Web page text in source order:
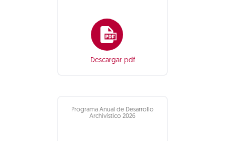
Descargar pdf
Programa Anual de Desarrollo
Archivístico 2026